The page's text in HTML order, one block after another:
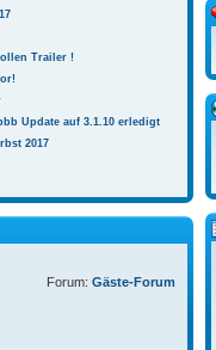
Trailer !
Update auf 3.1.10 erledigt
2017
Forum: Gäste-Forum